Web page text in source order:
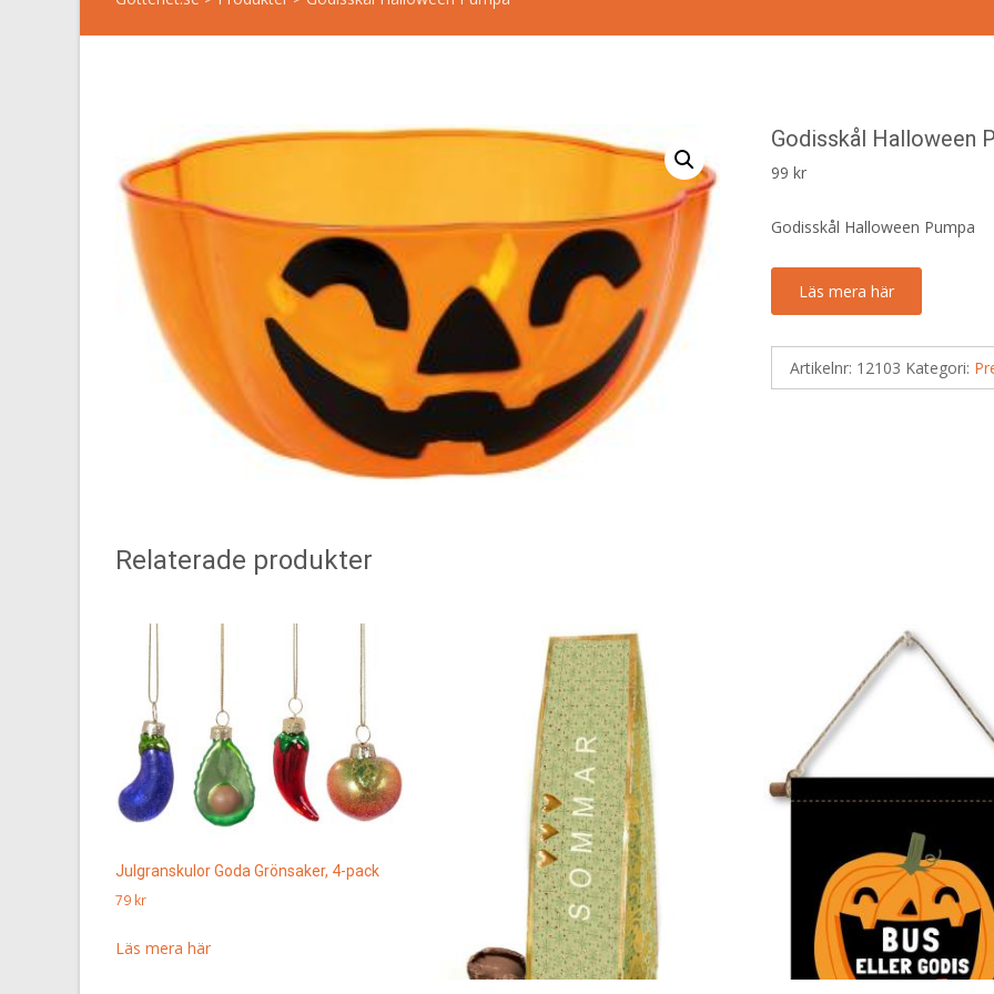
Godisskål Halloween
99 kr
Godisskål Halloween Pumpa
Läs mera här
Artikelnr: 12103 Kategori:
Relaterade produkter
Julgranskulor Goda Grönsaker, 4-pack
79 kr
Läs mera här